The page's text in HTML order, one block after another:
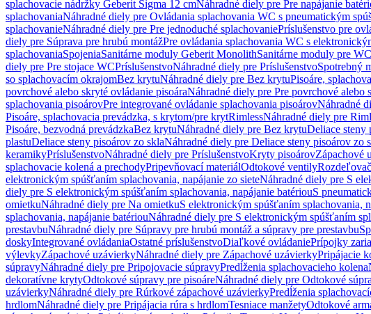
splachovacie nádržky Geberit Sigma 12 cmNáhradné diely pre Pre napájanie
splachovaniaNáhradné diely pre Ovládania splachovania WC s pneumatickým
splachovanieNáhradné diely pre Pre jednoduché splachovaniePríslušenstvo pre
diely pre Súprava pre hrubú montážPre ovládania splachovania WC s
splachovaniaSpojeniaSanitárne moduly Geberit MonolithSanitárne moduly pre WC
diely pre Pre stojace WCPríslušenstvoNáhradné diely pre PríslušenstvoSpotrebný
so splachovacím okrajomBez krytuNáhradné diely pre Bez krytuPisoáre,
povrchové alebo skryté ovládanie pisoáraNáhradné diely pre Pre povrchové alebo
splachovania pisoárovPre integrované ovládanie splachovania pisoárovNáhradné
Pisoáre, splachovacia prevádzka, s krytom/pre krytRimlessNáhradné diely pre
Pisoáre, bezvodná prevádzkaBez krytuNáhradné diely pre Bez krytuDeliace steny
plastuDeliace steny pisoárov zo sklaNáhradné diely pre Deliace steny pisoárov zo
keramikyPríslušenstvoNáhradné diely pre PríslušenstvoKryty pisoárovZápachové
splachovacie kolená a prechodyPripevňovací materiálOdtokové ventily
elektronickým spúšťaním splachovania, napájanie zo sieteNáhradné diely pre S
diely pre S elektronickým spúšťaním splachovania, napájanie batériouS
omietkuNáhradné diely pre Na omietkuS elektronickým spúšťaním splachovania,
splachovania, napájanie batériouNáhradné diely pre S elektronickým spúšťaním
prestavbuNáhradné diely pre Súpravy pre hrubú montáž a súpravy pre prestavbu
doskyIntegrované ovládaniaOstatné príslušenstvoDiaľkové ovládaniePrípojky
výlevkyZápachové uzávierkyNáhradné diely pre Zápachové uzávierkyPripájacie
súpravyNáhradné diely pre Pripojovacie súpravyPredĺženia splachovacieho kolena
dekoratívne krytyOdtokové súpravy pre pisoáreNáhradné diely pre Odtokové
uzávierkyNáhradné diely pre Rúrkové zápachové uzávierkyPredĺženia
hrdlomNáhradné diely pre Pripájacia rúra s hrdlomTesniace manžetyOdtokové